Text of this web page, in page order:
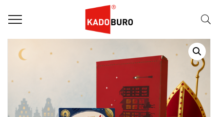
Home Sintpakketten SINTPAKKET: SINTIVOX